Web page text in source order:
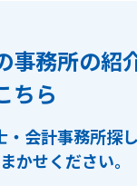
事務所の紹
ちら
・会計事務所探
かせください。